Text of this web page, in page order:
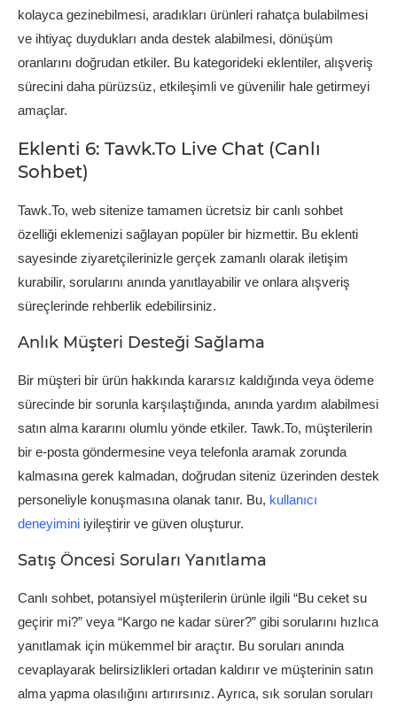
kolayca gezinebilmesi, aradıkları ürünleri rahatça bulabilmesi
ve ihtiyaç duydukları anda destek alabilmesi, dönüşüm
oranlarını doğrudan etkiler. Bu kategorideki eklentiler, alışveriş
sürecini daha pürüzsüz, etkileşimli ve güvenilir hale getirmeyi
amaçlar.
Eklenti 6: Tawk.To Live Chat (Canlı
Sohbet)
Tawk.To, web sitenize tamamen ücretsiz bir canlı sohbet
özelliği eklemenizi sağlayan popüler bir hizmettir. Bu eklenti
sayesinde ziyaretçilerinizle gerçek zamanlı olarak iletişim
kurabilir, sorularını anında yanıtlayabilir ve onlara alışveriş
süreçlerinde rehberlik edebilirsiniz.
Anlık Müşteri Desteği Sağlama
Bir müşteri bir ürün hakkında kararsız kaldığında veya ödeme
sürecinde bir sorunla karşılaştığında, anında yardım alabilmesi
satın alma kararını olumlu yönde etkiler. Tawk.To, müşterilerin
bir e-posta göndermesine veya telefonla aramak zorunda
kalmasına gerek kalmadan, doğrudan siteniz üzerinden destek
personeliyle konuşmasına olanak tanır. Bu, kullanıcı
deneyimini iyileştirir ve güven oluşturur.
Satış Öncesi Soruları Yanıtlama
Canlı sohbet, potansiyel müşterilerin ürünle ilgili “Bu ceket su
geçirir mi?” veya “Kargo ne kadar sürer?” gibi sorularını hızlıca
yanıtlamak için mükemmel bir araçtır. Bu soruları anında
cevaplayarak belirsizlikleri ortadan kaldırır ve müşterinin satın
alma yapma olasılığını artırırsınız. Ayrıca, sık sorulan soruları